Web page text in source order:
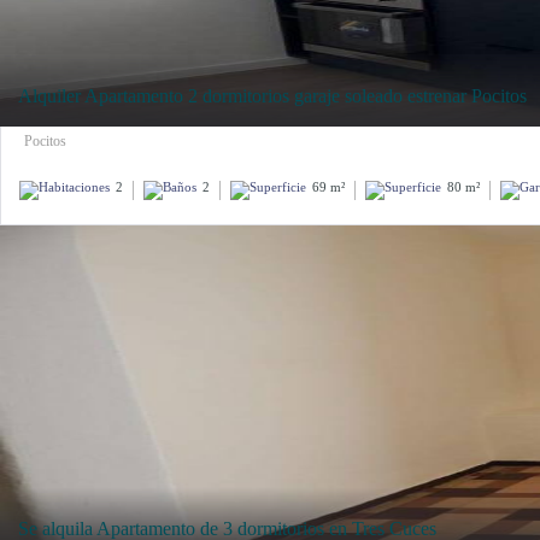
Alquiler Apartamento 2 dormitorios garaje soleado estrenar Pocitos
Pocitos
2 2 69 m² 80 m²
Se alquila Apartamento de 3 dormitorios en Tres Cuces